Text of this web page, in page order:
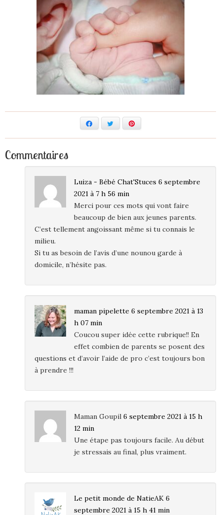
FacebookTwitter
Commentaires
Luiza - Bébé Chat'Stuces 6 septembre
2021 à 7 h 56 min
Merci pour ces mots qui vont faire
beaucoup de bien aux jeunes parents.
C’est tellement angoissant même si tu connais le
milieu.
Si tu as besoin de l’avis d’une nounou garde à
domicile, n’hésite pas.
maman pipelette 6 septembre 2021 à 13
h 07 min
Coucou super idée cette rubrique!! En
effet combien de parents se posent des
questions et d’avoir l’aide de pro c’est toujours bon
à prendre !!!
Maman Goupil 6 septembre 2021 à 15 h
12 min
Une étape pas toujours facile. Au début
je stressais au final, plus vraiment.
Le petit monde de NatieAK 6
septembre 2021 à 15 h 41 min